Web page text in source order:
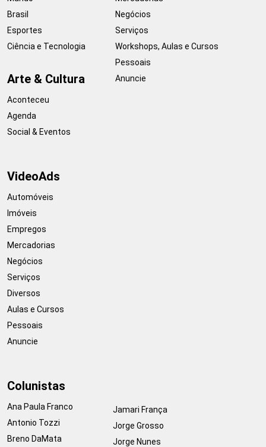
Brasil
Esportes
Ciência e Tecnologia
Arte & Cultura
Aconteceu
Agenda
Social & Eventos
Negócios
Serviços
Workshops, Aulas e Cursos
Pessoais
Anuncie
VideoAds
Automóveis
Imóveis
Empregos
Mercadorias
Negócios
Serviços
Diversos
Aulas e Cursos
Pessoais
Anuncie
Colunistas
Ana Paula Franco
Antonio Tozzi
Breno DaMata
Jamari França
Jorge Grosso
Jorge Nunes